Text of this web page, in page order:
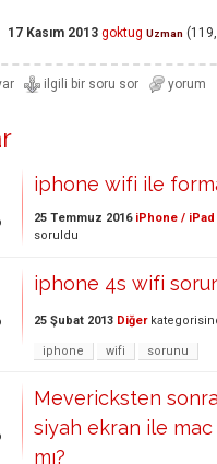
17 Kasım 2013 goktug Uzman (
iphone wifi ile
25 Temmuz 2016 iPhone / iPad
soruldu
iphone 4s wifi
25 Şubat 2013 Diğer
iphone wifi sorunu
Mevericksten
siyah ekran ile
mı?